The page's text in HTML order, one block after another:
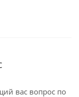
вас вопрос по